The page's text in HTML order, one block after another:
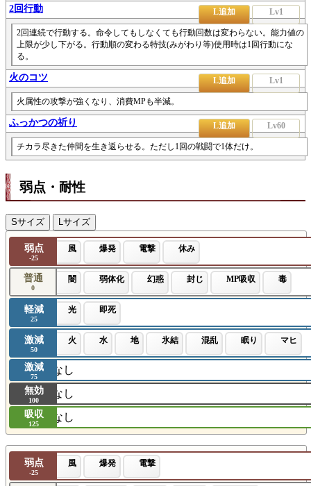
2回行動 L追加 Lv1
2回連続で行動する。命令してもしなくても行動回数は変わらない。能力値の
上限が少し下がる。行動順の変わる特技(みがわり等)使用時は1回行動にな
る。
火のコツ L追加 Lv1
火属性の攻撃が強くなり、消費MPも半減。
ふっかつの祈り L追加 Lv60
チカラ尽きた仲間を生き返らせる。ただし1回の戦闘で1体だけ。
弱点・耐性
Sサイズ Lサイズ
弱点
-25
風 爆発 電撃 休み
普通
0
闇 弱体化 幻惑 封じ MP吸収 毒
軽減
25
光 即死
激減
50
火 水 地 氷結 混乱 眠り マヒ
激減
75
なし
無効
100
なし
吸収
125
なし
弱点
-25
風 爆発 電撃